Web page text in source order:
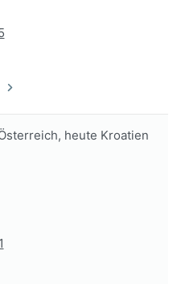
heute Kroatien
1